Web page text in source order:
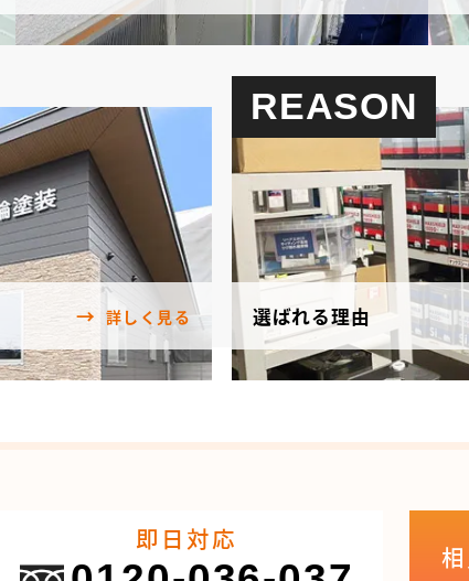
詳しく見る
REASON
選ばれる理由
即日対応